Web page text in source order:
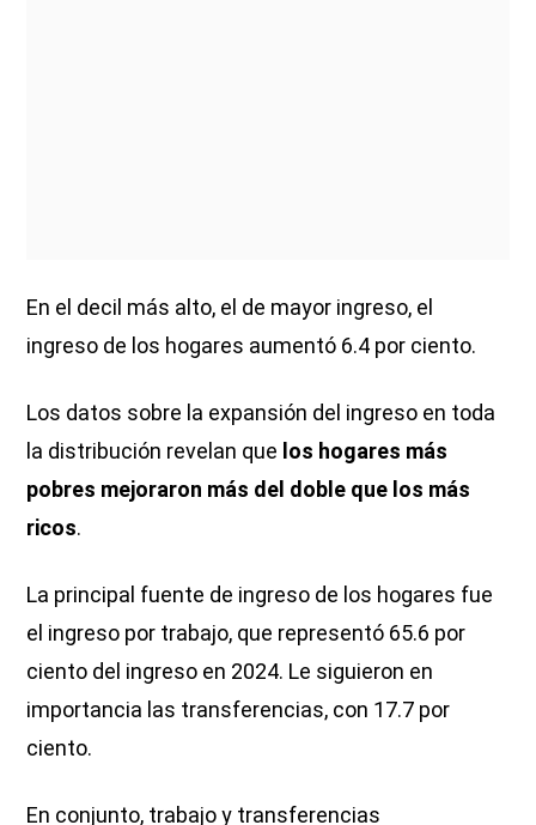
En el decil más alto, el de mayor ingreso, el
ingreso de los hogares aumentó 6.4 por ciento.
Los datos sobre la expansión del ingreso en toda
la distribución revelan que los hogares más
pobres mejoraron más del doble que los más
ricos.
La principal fuente de ingreso de los hogares fue
el ingreso por trabajo, que representó 65.6 por
ciento del ingreso en 2024. Le siguieron en
importancia las transferencias, con 17.7 por
ciento.
En conjunto, trabajo y transferencias